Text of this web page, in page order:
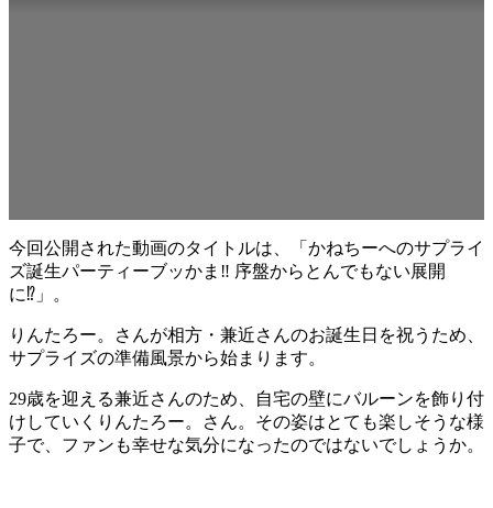
今回公開された動画のタイトルは、「かねちーへのサプライ
ズ誕生パーティーブッかま‼︎ 序盤からとんでもない展開
に⁉︎」。
りんたろー。さんが相方・兼近さんのお誕生日を祝うため、
サプライズの準備風景から始まります。
29歳を迎える兼近さんのため、自宅の壁にバルーンを飾り付
けしていくりんたろー。さん。その姿はとても楽しそうな様
子で、ファンも幸せな気分になったのではないでしょうか。